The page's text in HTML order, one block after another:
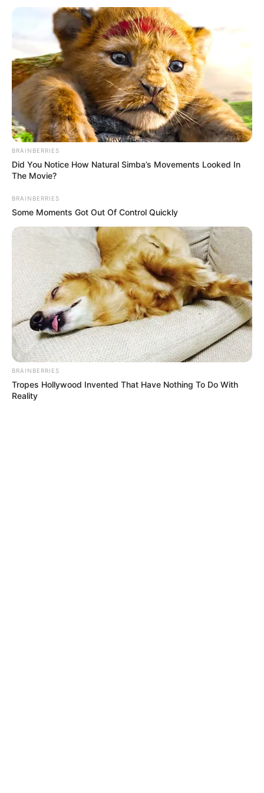
ASESINATO TRAGENDIA EL ESPINAL
MANTÉNGASE EN ALERTA
Tenemos todas las noticias que le
interesan. Para estar bien informado, por
favor, active las notificaciones de Alerta.
ACTIVAR AHORA
TEMAS DESTACADOS
SARAMPIÓN AVENIDA AMBALÁ
IBAGUÉ
PARQUE DE DIVERSIONES
ELECCIONES PRESIDENCIALES
FENÓMENO DEL NIÑO
IBAL
BRAINBERRIES
Did You Notice How Natural Simba’s Movements Looked In
The Movie?
BRAINBERRIES
Some Moments Got Out Of Control Quickly
BRAINBERRIES
Tropes Hollywood Invented That Have Nothing To Do With
Reality